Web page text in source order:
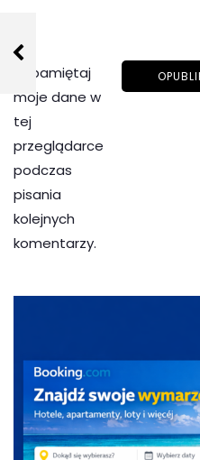
Zapamiętaj
moje dane w
tej
przeglądarce
podczas
pisania
kolejnych
komentarzy.